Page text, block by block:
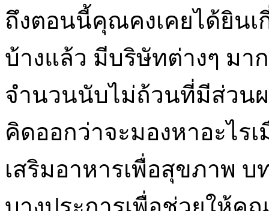
ถึงตอนนี้คุณคงเคยได้ยินเ
บ้างแล้ว มีบริษัทต่างๆ มา
จำนวนนับไม่ถ้วนที่มีส่วน
คิดออกว่าจะมองหาอะไ
เสริมอาหารเพื่อสุขภาพ